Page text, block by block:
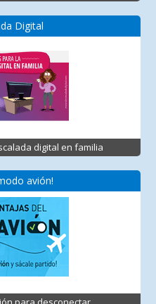
Digital
digital en familia
avión!